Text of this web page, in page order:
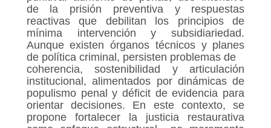
de la prisión preventiva y respuestas
reactivas que debilitan los principios de
mínima intervención y subsidiariedad.
Aunque existen órganos técnicos y planes
de política criminal, persisten problemas de
coherencia, sostenibilidad y articulación
institucional, alimentados por dinámicas de
populismo penal y déficit de evidencia para
orientar decisiones. En este contexto, se
propone fortalecer la justicia restaurativa